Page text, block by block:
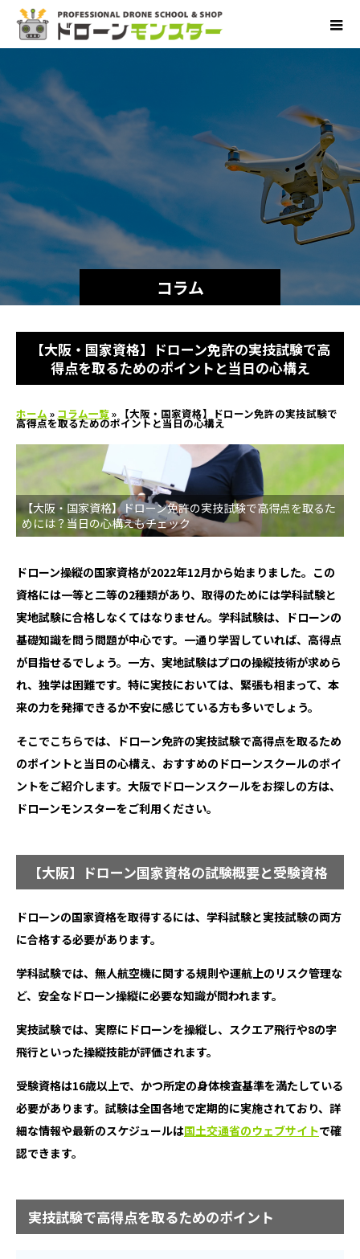
コラム
【大阪・国家資格】ドローン免許の実技試験で高
得点を取るためのポイントと当日の心構え
ホーム » コラム一覧» 【大阪・国家資格】ドローン免許の実技試験で
高得点を取るためのポイントと当日の心構え
【大阪・国家資格】ドローン免許の実技試験で高得点を取るた
めには？当日の心構えもチェック
ドローン操縦の国家資格が2022年12月から始まりました。この
資格には一等と二等の2種類があり、取得のためには学科試験と
実地試験に合格しなくてはなりません。学科試験は、ドローンの
基礎知識を問う問題が中心です。一通り学習していれば、高得点
が目指せるでしょう。一方、実地試験はプロの操縦技術が求めら
れ、独学は困難です。特に実技においては、緊張も相まって、本
来の力を発揮できるか不安に感じている方も多いでしょう。
そこでこちらでは、ドローン免許の実技試験で高得点を取るため
のポイントと当日の心構え、おすすめのドローンスクールのポイ
ントをご紹介します。大阪でドローンスクールをお探しの方は、
ドローンモンスターをご利用ください。
【大阪】ドローン国家資格の試験概要と受験資格
ドローンの国家資格を取得するには、学科試験と実技試験の両方
に合格する必要があります。
学科試験では、無人航空機に関する規則や運航上のリスク管理な
ど、安全なドローン操縦に必要な知識が問われます。
実技試験では、実際にドローンを操縦し、スクエア飛行や8の字
飛行といった操縦技能が評価されます。
受験資格は16歳以上で、かつ所定の身体検査基準を満たしている
必要があります。試験は全国各地で定期的に実施されており、詳
細な情報や最新のスケジュールは国土交通省のウェブサイトで確
認できます。
実技試験で高得点を取るためのポイント